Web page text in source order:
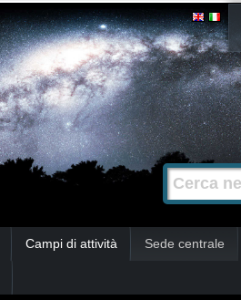
Cerca nel
Campi di attività Sede centrale